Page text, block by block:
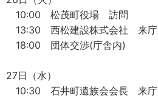
10:00 松茂町役場 訪問
13:30 西松建設株式会社 来庁
18:00 団体交渉(庁舎内)
27日（水）
10:30 石井町遺族会会長 来庁